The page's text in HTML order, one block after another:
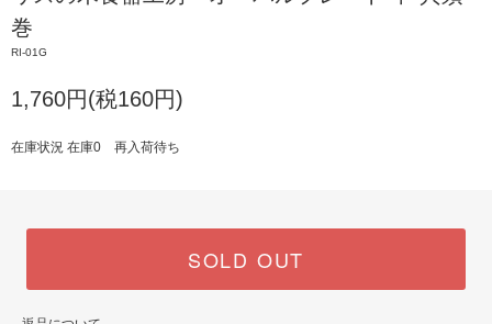
巻
RI-01G
1,760円(税160円)
在庫状況 在庫0 再入荷待ち
SOLD OUT